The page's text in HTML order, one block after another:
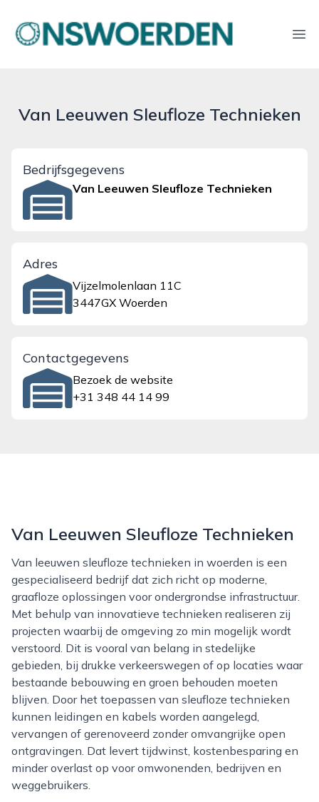
onswoerden.nl
Van Leeuwen Sleufloze Technieken
Bedrijfsgegevens
Van Leeuwen Sleufloze Technieken
Adres
Vijzelmolenlaan 11C
3447GX Woerden
Contactgegevens
Bezoek de website
+31 348 44 14 99
Van Leeuwen Sleufloze Technieken
Van leeuwen sleufloze technieken in woerden is een
gespecialiseerd bedrijf dat zich richt op moderne,
graafloze oplossingen voor ondergrondse infrastructuur.
Met behulp van innovatieve technieken realiseren zij
projecten waarbij de omgeving zo min mogelijk wordt
verstoord. Dit is vooral van belang in stedelijke
gebieden, bij drukke verkeerswegen of op locaties waar
bestaande bebouwing en groen behouden moeten
blijven. Door het toepassen van sleufloze technieken
kunnen leidingen en kabels worden aangelegd,
vervangen of gerenoveerd zonder omvangrijke open
ontgravingen. Dat levert tijdwinst, kostenbesparing en
minder overlast op voor omwonenden, bedrijven en
weggebruikers.